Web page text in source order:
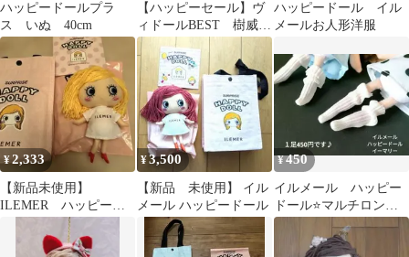
ハッピードールプラ
ス いぬ 40cm
【ハッピーセール】ヴ
ィドールBEST 樹威
ラメ ギル
ハッピードール イル
メールお人形洋服
¥2,333
【新品未使用】
ILEMER ハッピード
ール イーマリー E
¥3,500
【新品 未使用】 イル
メール ハッピードール
¥450
イルメール ハッピー
ドール⭐️マルチロング
ソックス♪